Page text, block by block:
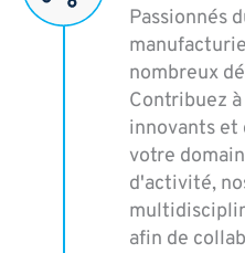
Passionnés
nombreux
Contribuez
innovants et
votre
d'activité,
afin de